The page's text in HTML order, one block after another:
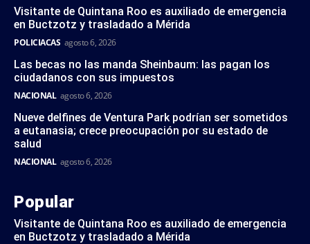
Visitante de Quintana Roo es auxiliado de emergencia
en Buctzotz y trasladado a Mérida
POLICIACAS agosto 6, 2026
Las becas no las manda Sheinbaum: las pagan los
ciudadanos con sus impuestos
NACIONAL agosto 6, 2026
Nueve delfines de Ventura Park podrían ser sometidos
a eutanasia; crece preocupación por su estado de
salud
NACIONAL agosto 6, 2026
Popular
Visitante de Quintana Roo es auxiliado de emergencia
en Buctzotz y trasladado a Mérida